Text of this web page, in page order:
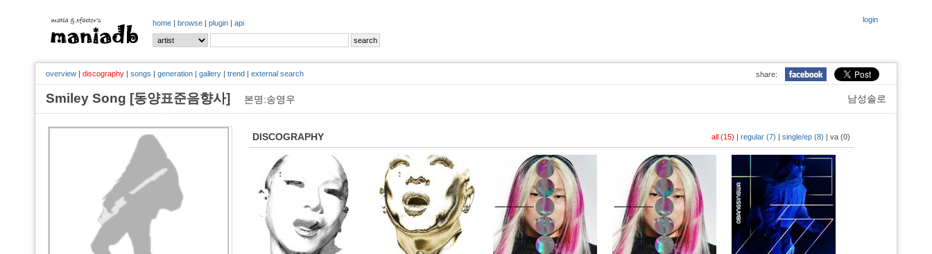
login
home | browse | plugin | api
share:
overview | discography | songs | generation | gallery | trend | external search
남성솔로
Smiley Song [동양표준음향사] 본명:송영우
DISCOGRAPHY all (15) | regular (7) | single/ep (8) | va (0)